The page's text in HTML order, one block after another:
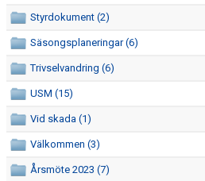
LAGKASSOR
FOTOGRAFERING
SPONSRING
HALLAR
Styrdokument (2)
Säsongsplaneringar (6)
Trivselvandring (6)
USM (15)
Vid skada (1)
Välkommen (3)
Årsmöte 2023 (7)